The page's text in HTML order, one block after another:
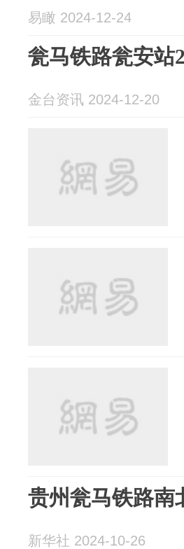
易瞰 2024-12-24
瓮马铁路瓮安站
金台资讯 2024-12-20
贵州瓮马铁路南
新华社 2024-10-26